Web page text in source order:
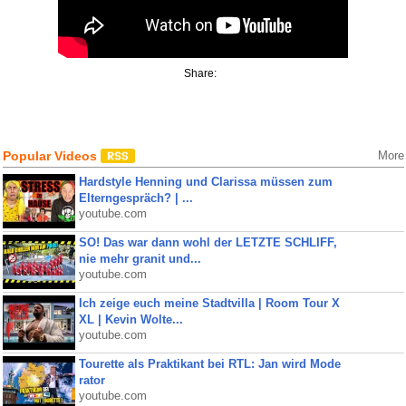
Share:
Popular Videos More
Hardstyle Henning und Clarissa müssen zum
Elterngespräch? | ...
youtube.com
SO! Das war dann wohl der LETZTE SCHLIFF,
nie mehr granit und...
youtube.com
Ich zeige euch meine Stadtvilla | Room Tour X
XL | Kevin Wolte...
youtube.com
Tourette als Praktikant bei RTL: Jan wird Mode
rator
youtube.com